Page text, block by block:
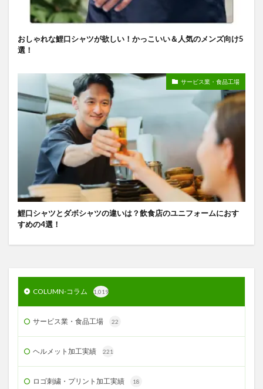
おしゃれな鯉口シャツが欲しい！かっこいい＆人気のメンズ向け5
選！
サービス業・食品工場
鯉口シャツとダボシャツの違いは？飲食店のユニフォームにおす
すめの4選！
COLUMN-コラム 1,019
サービス業・食品工場 22
ヘルメット加工実績 221
ロゴ刺繍・プリント加工実績 18